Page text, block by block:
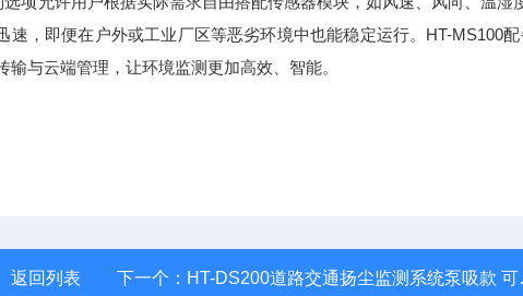
，即便在户外或工业厂区等恶劣环境中也能稳定运行。HT-MS100
与云端管理，让环境监测更加高效、智能。
返回列表 下一个： HT-DS200道路交通扬尘监测系统泵吸款 可抗台风